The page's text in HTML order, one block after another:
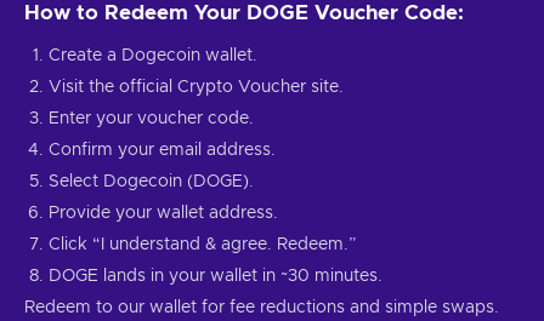
How to Redeem Your DOGE Voucher Code:
Create a Dogecoin wallet.
Visit the official Crypto Voucher site.
Enter your voucher code.
Confirm your email address.
Select Dogecoin (DOGE).
Provide your wallet address.
Click “I understand & agree. Redeem.”
DOGE lands in your wallet in ~30 minutes.
Redeem to our wallet for fee reductions and simple swaps.